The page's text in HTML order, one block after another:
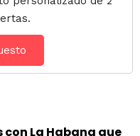
La Habana que